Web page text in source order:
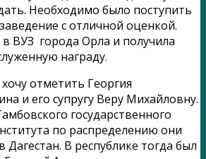
Необходимо было поступить
с отличной оценкой.
ВУЗ города Орла и получила
награду.
отметить Георгия
и его супругу Веру Михайловну.
государственного
по распределению они
В республике тогда был